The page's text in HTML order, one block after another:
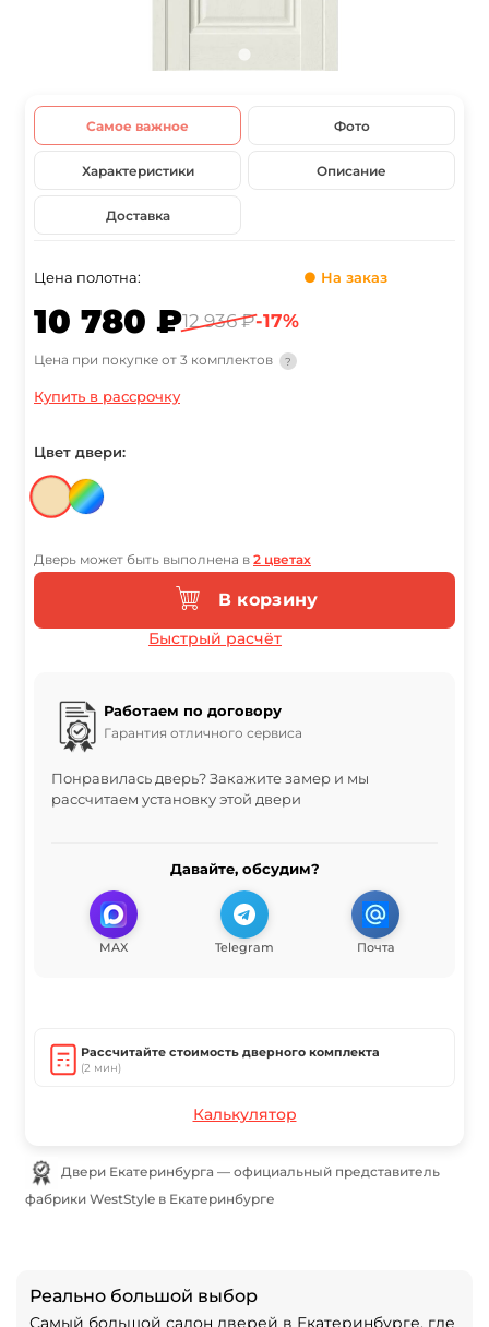
Самое важное Фото
Характеристики Описание
Доставка
Цена полотна: ● На заказ
10 780 ₽12 936 ₽-17%
Цена при покупке от 3 комплектов ?
Купить в рассрочку
Цвет двери:
Дверь может быть выполнена в 2 цветах
В корзину
Быстрый расчёт
Работаем по договору
Гарантия отличного сервиса
Понравилась дверь? Закажите замер и мы
рассчитаем установку этой двери
Давайте, обсудим?
MAX Telegram Почта
Рассчитайте стоимость дверного комплекта
(2 мин)
Калькулятор
Двери Екатеринбурга — официальный представитель
фабрики WestStyle в Екатеринбурге
Реально большой выбор